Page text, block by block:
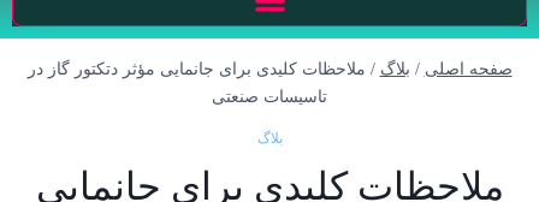
صفحه اصلی / بلاگ / ملاحظات کلیدی برای جانمایی مؤثر دتکتور گاز در
تاسیسات صنعتی
بلاگ
ملاحظات کلیدی برای جانمایی